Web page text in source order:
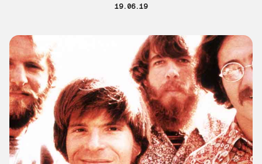
19.06.19